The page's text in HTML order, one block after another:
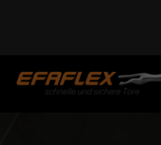
Startseite/ Downloadbereich/